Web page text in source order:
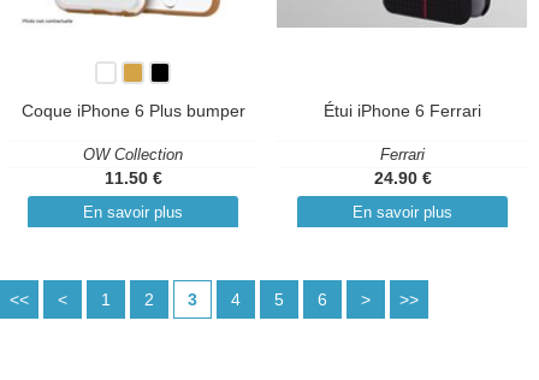
Coque iPhone 6 Plus bumper
OW Collection
11.50 €
En savoir plus
Étui iPhone 6 Ferrari
Ferrari
24.90 €
En savoir plus
<< < 1 2 3 4 5 6 > >>